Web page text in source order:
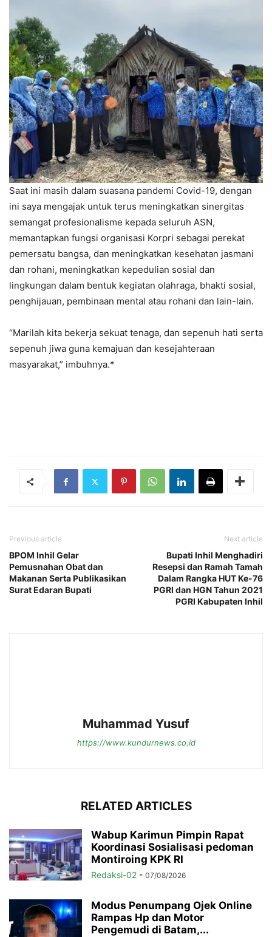
Saat ini masih dalam suasana pandemi Covid-19, dengan
ini saya mengajak untuk terus meningkatkan sinergitas
semangat profesionalisme kepada seluruh ASN,
memantapkan fungsi organisasi Korpri sebagai perekat
pemersatu bangsa, dan meningkatkan kesehatan jasmani
dan rohani, meningkatkan kepedulian sosial dan
lingkungan dalam bentuk kegiatan olahraga, bhakti sosial,
penghijauan, pembinaan mental atau rohani dan lain-lain.
“Marilah kita bekerja sekuat tenaga, dan sepenuh hati serta
sepenuh jiwa guna kemajuan dan kesejahteraan
masyarakat,” imbuhnya.*
Previous article
BPOM Inhil Gelar
Pemusnahan Obat dan
Makanan Serta Publikasikan
Surat Edaran Bupati
Next article
Bupati Inhil Menghadiri
Resepsi dan Ramah Tamah
Dalam Rangka HUT Ke-76
PGRI dan HGN Tahun 2021
PGRI Kabupaten Inhil
Muhammad Yusuf
https://www.kundurnews.co.id
RELATED ARTICLES
Wabup Karimun Pimpin Rapat
Koordinasi Sosialisasi pedoman
Montiroing KPK RI
Redaksi-02 - 07/08/2026
Modus Penumpang Ojek Online
Rampas Hp dan Motor
Pengemudi di Batam,...